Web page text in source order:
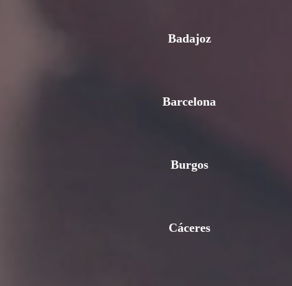
Badajoz
Barcelona
Burgos
Cáceres